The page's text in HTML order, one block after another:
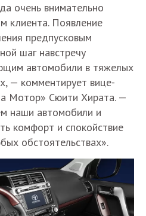
очень внимательно
клиента. Появление
предпусковым
шаг навстречу
автомобили в тяжелых
— комментирует вице-
Мотор» Сюити Хирата. —
наши автомобили и
комфорт и спокойствие
обстоятельствах».